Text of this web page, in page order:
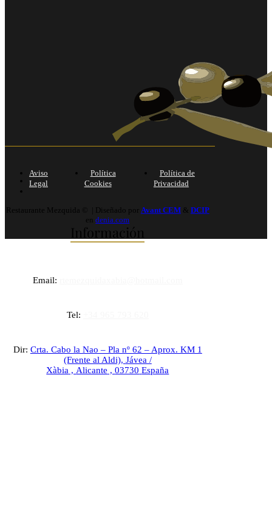
Información
Email:
Tel:
Dir: Crta. Cabo la Nao – Pla nº 62 – Aprox. KM 1
(Frente al Aldi), Jávea /
Xàbia ,Alicante ,03730 España
Aviso
Legal
Política
Cookies
Política de
Privacidad
Restaurante Mezquida © | Diseñado por Avant CEM& DCIP
endenia.com